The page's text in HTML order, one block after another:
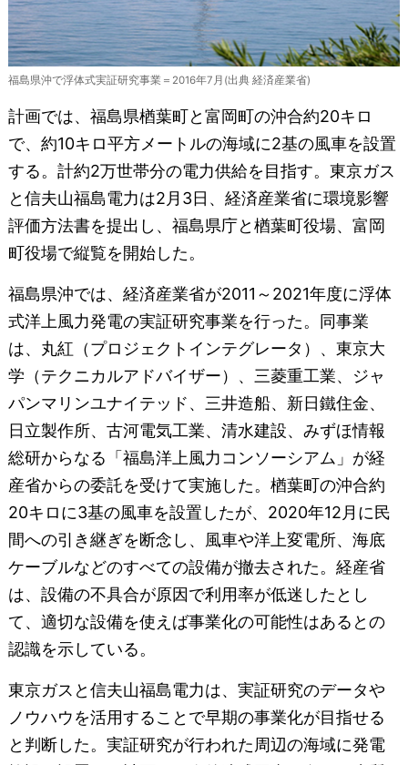
福島県沖で浮体式実証研究事業＝2016年7月(出典 経済産業省)
計画では、福島県楢葉町と富岡町の沖合約20キロ
で、約10キロ平方メートルの海域に2基の風車を設置
する。計約2万世帯分の電力供給を目指す。東京ガス
と信夫山福島電力は2月3日、経済産業省に環境影響
評価方法書を提出し、福島県庁と楢葉町役場、富岡
町役場で縦覧を開始した。
福島県沖では、経済産業省が2011～2021年度に浮体
式洋上風力発電の実証研究事業を行った。同事業
は、丸紅（プロジェクトインテグレータ）、東京大
学（テクニカルアドバイザー）、三菱重工業、ジャ
パンマリンユナイテッド、三井造船、新日鐵住金、
日立製作所、古河電気工業、清水建設、みずほ情報
総研からなる「福島洋上風力コンソーシアム」が経
産省からの委託を受けて実施した。楢葉町の沖合約
20キロに3基の風車を設置したが、2020年12月に民
間への引き継ぎを断念し、風車や洋上変電所、海底
ケーブルなどのすべての設備が撤去された。経産省
は、設備の不具合が原因で利用率が低迷したとし
て、適切な設備を使えば事業化の可能性はあるとの
認識を示している。
東京ガスと信夫山福島電力は、実証研究のデータや
ノウハウを活用することで早期の事業化が目指せる
と判断した。実証研究が行われた周辺の海域に発電